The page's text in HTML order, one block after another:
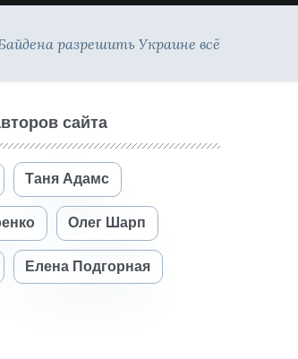
разрешить Украине всё
сайта
Таня Адамс
Олег Шарп
Елена Подгорная